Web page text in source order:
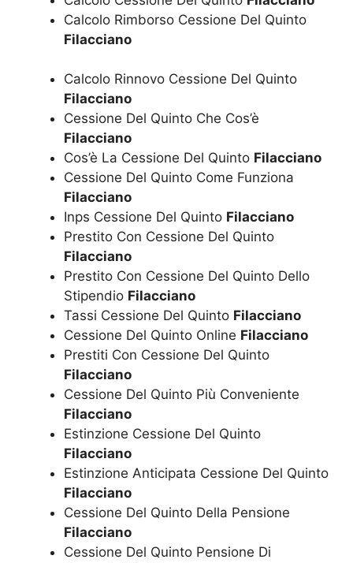
Calcolo Rimborso Cessione Del Quinto
Filacciano
Calcolo Rinnovo Cessione Del Quinto
Filacciano
Cessione Del Quinto Che Cos’è
Filacciano
Cos’è La Cessione Del Quinto Filacciano
Cessione Del Quinto Come Funziona
Filacciano
Inps Cessione Del Quinto Filacciano
Prestito Con Cessione Del Quinto
Filacciano
Prestito Con Cessione Del Quinto Dello
Stipendio Filacciano
Tassi Cessione Del Quinto Filacciano
Cessione Del Quinto Online Filacciano
Prestiti Con Cessione Del Quinto
Filacciano
Cessione Del Quinto Più Conveniente
Filacciano
Estinzione Cessione Del Quinto
Filacciano
Estinzione Anticipata Cessione Del Quinto
Filacciano
Cessione Del Quinto Della Pensione
Filacciano
Cessione Del Quinto Pensione Di